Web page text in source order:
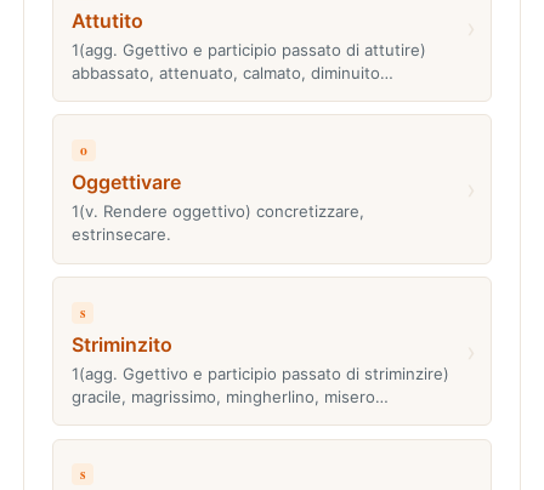
Attutito
1(agg. Ggettivo e participio passato di attutire)
abbassato, attenuato, calmato, diminuito…
o
Oggettivare
1(v. Rendere oggettivo) concretizzare,
estrinsecare.
s
Striminzito
1(agg. Ggettivo e participio passato di striminzire)
gracile, magrissimo, mingherlino, misero…
s